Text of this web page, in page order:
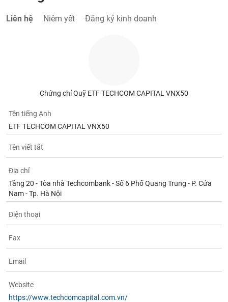
Liên hệ Niêm yết Đăng ký kinh doanh
Chứng chỉ Quỹ ETF TECHCOM CAPITAL VNX50
Tên tiếng Anh
ETF TECHCOM CAPITAL VNX50
Tên viết tắt
Địa chỉ
Tầng 20 - Tòa nhà Techcombank - Số 6 Phố Quang Trung - P. Cửa
Nam - Tp. Hà Nội
Điện thoại
Fax
Email
Website
https://www.techcomcapital.com.vn/